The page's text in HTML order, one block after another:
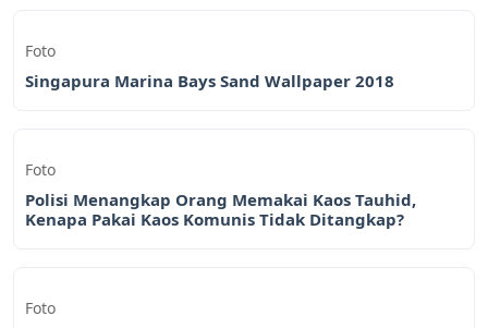
Foto
Singapura Marina Bays Sand Wallpaper 2018
Foto
Polisi Menangkap Orang Memakai Kaos Tauhid,
Kenapa Pakai Kaos Komunis Tidak Ditangkap?
Foto